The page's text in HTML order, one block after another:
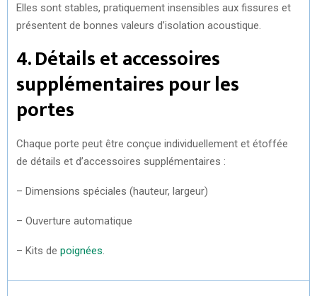
Elles sont stables, pratiquement insensibles aux fissures et
présentent de bonnes valeurs d’isolation acoustique.
4. Détails et accessoires
supplémentaires pour les
portes
Chaque porte peut être conçue individuellement et étoffée
de détails et d’accessoires supplémentaires :
– Dimensions spéciales (hauteur, largeur)
– Ouverture automatique
– Kits de poignées